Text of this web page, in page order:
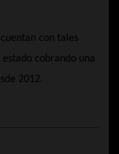
con tales
cobrando una
2012.